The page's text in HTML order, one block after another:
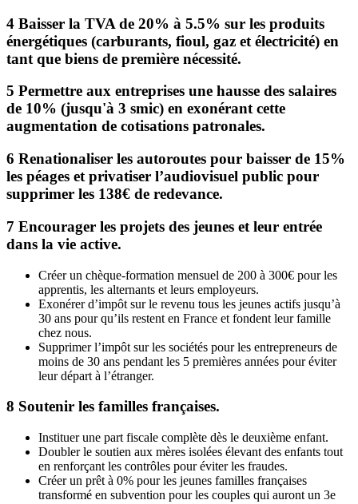
4 Baisser la TVA de 20% à 5.5% sur les produits
énergétiques (carburants, fioul, gaz et électricité) en
tant que biens de première nécessité.
5 Permettre aux entreprises une hausse des salaires
de 10% (jusqu'à 3 smic) en exonérant cette
augmentation de cotisations patronales.
6 Renationaliser les autoroutes pour baisser de 15%
les péages et privatiser l’audiovisuel public pour
supprimer les 138€ de redevance.
7 Encourager les projets des jeunes et leur entrée
dans la vie active.
Créer un chèque-formation mensuel de 200 à 300€ pour les
apprentis, les alternants et leurs employeurs.
Exonérer d’impôt sur le revenu tous les jeunes actifs jusqu’à
30 ans pour qu’ils restent en France et fondent leur famille
chez nous.
Supprimer l’impôt sur les sociétés pour les entrepreneurs de
moins de 30 ans pendant les 5 premières années pour éviter
leur départ à l’étranger.
8 Soutenir les familles françaises.
Instituer une part fiscale complète dès le deuxième enfant.
Doubler le soutien aux mères isolées élevant des enfants tout
en renforçant les contrôles pour éviter les fraudes.
Créer un prêt à 0% pour les jeunes familles françaises
transformé en subvention pour les couples qui auront un 3e